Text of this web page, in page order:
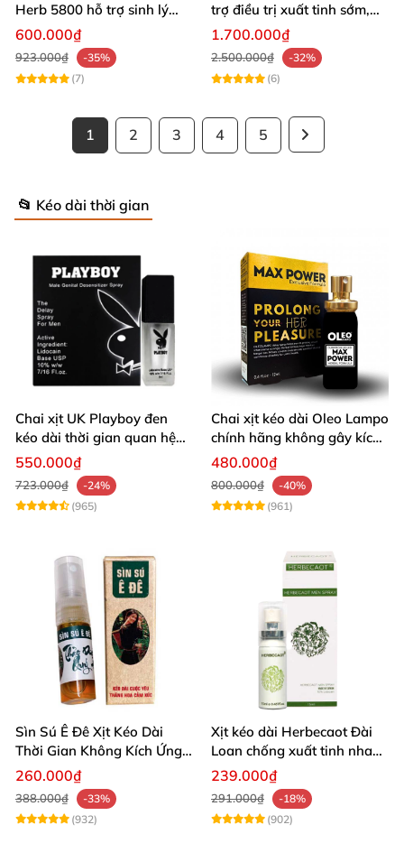
Herb 5800 hỗ trợ sinh lý
nam mạnh mẽ kéo dài
600.000₫
923.000₫
-35%
(7)
trợ điều trị xuất tinh sớm,
tăng cường sinh lý nam
1.700.000₫
2.500.000₫
-32%
(6)
1 2 3 4 5
📂 Kéo dài thời gian
Chai xịt UK Playboy đen
kéo dài thời gian quan hệ
5ml nhỏ gọn
550.000₫
723.000₫
-24%
(965)
Chai xịt kéo dài Oleo Lampo
chính hãng không gây kích
ứng da
480.000₫
800.000₫
-40%
(961)
Sìn Sú Ê Đê Xịt Kéo Dài
Thời Gian Không Kích Ứng
Da
260.000₫
388.000₫
-33%
(932)
Xịt kéo dài Herbecaot Đài
Loan chống xuất tinh nhanh
hiệu quả
239.000₫
291.000₫
-18%
(902)